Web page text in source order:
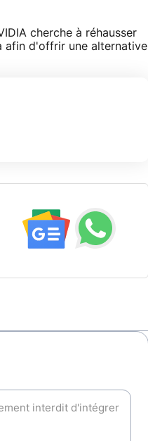
cherche à réhausser
afin d'offrir une alternative